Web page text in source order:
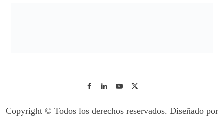
Copyright © Todos los derechos reservados. Diseñado por